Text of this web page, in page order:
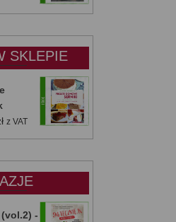
od
do
50,00 zł
SKLEPIE
Aktualna
cena
z VAT
-